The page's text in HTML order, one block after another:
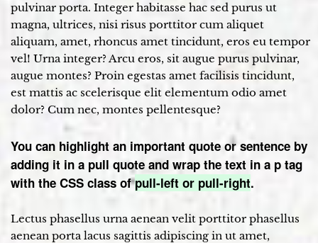
pulvinar porta. Integer habitasse hac sed purus ut
magna, ultrices, nisi risus porttitor cum aliquet
aliquam, amet, rhoncus amet tincidunt, eros eu tempor
vel! Urna integer? Arcu eros, sit augue purus pulvinar,
augue montes? Proin egestas amet facilisis tincidunt,
est mattis ac scelerisque elit elementum odio amet
dolor? Cum nec, montes pellentesque?
You can highlight an important quote or sentence by
adding it in a pull quote and wrap the text in a p tag
with the CSS class ofpull-left or pull-right.
Lectus phasellus urna aenean velit porttitor phasellus
aenean porta lacus sagittis adipiscing in ut amet,